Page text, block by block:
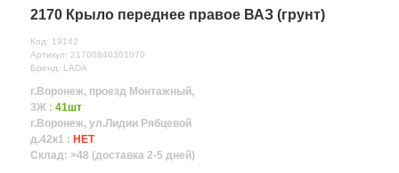
2170 Крыло переднее правое ВАЗ (грунт)
Код: 19142
Артикул: 21700840301070
Бренд: LADA
г.Воронеж, проезд Монтажный,
3Ж : 41шт
г.Воронеж, ул.Лидии Рябцевой
д.42к1 : НЕТ
Склад: >48 (доставка 2-5 дней)